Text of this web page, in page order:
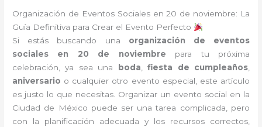
Organización de Eventos Sociales en 20 de noviembre: La
Guía Definitiva para Crear el Evento Perfecto
Si estás buscando una organización de eventos
sociales en 20 de noviembre para tu próxima
celebración, ya sea una
boda,fiesta de cumpleaños,
aniversario o cualquier otro evento especial, este artículo
es justo lo que necesitas. Organizar un evento social en la
Ciudad de México puede ser una tarea complicada, pero
con la planificación adecuada y los recursos correctos,